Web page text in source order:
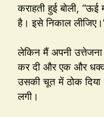
कराहती हुई बोली, “ऊई
है। इसे निकाल
लेकिन मैं अपनी
कर दी और एक और
उसकी चूत में ठोक
लगी।